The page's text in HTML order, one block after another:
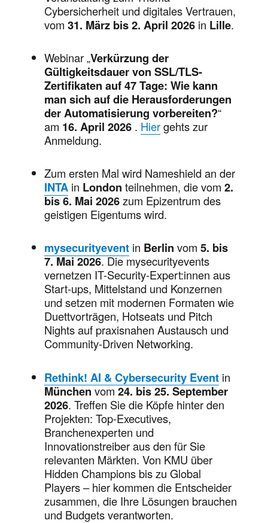
Cybersicherheit und digitales Vertrauen,
vom31. März bis 2. April 2026 in Lille.
Webinar „Verkürzung der
Gültigkeitsdauer von SSL/TLS-
Zertifikaten auf 47 Tage: Wie kann
man sich auf die Herausforderungen
der Automatisierung vorbereiten?“
am 16. April 2026 . Hiergehts zur
Anmeldung.
Zum ersten Mal wird Nameshield an der
INTA in London teilnehmen, die vom2.
bis 6. Mai 2026zum Epizentrum des
geistigen Eigentums wird.
mysecurityevent in Berlin vom5. bis
7. Mai 2026. Die mysecurityevents
vernetzen IT-Security-Expert:innen aus
Start-ups, Mittelstand und Konzernen
und setzen mit modernen Formaten wie
Duettvorträgen, Hotseats und Pitch
Nights auf praxisnahen Austausch und
Community-Driven Networking.
Rethink! AI & Cybersecurity Event in
Münchenvom24. bis 25. September
2026. Treffen Sie die Köpfe hinter den
Projekten: Top-Executives,
Branchenexperten und
Innovationstreiber aus den für Sie
relevanten Märkten. Von KMU über
Hidden Champions bis zu Global
Players – hier kommen die Entscheider
zusammen, die Ihre Lösungen brauchen
und Budgets verantworten.